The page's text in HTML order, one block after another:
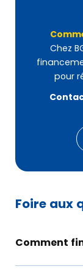
Chez
pour
Foire aux
Comment